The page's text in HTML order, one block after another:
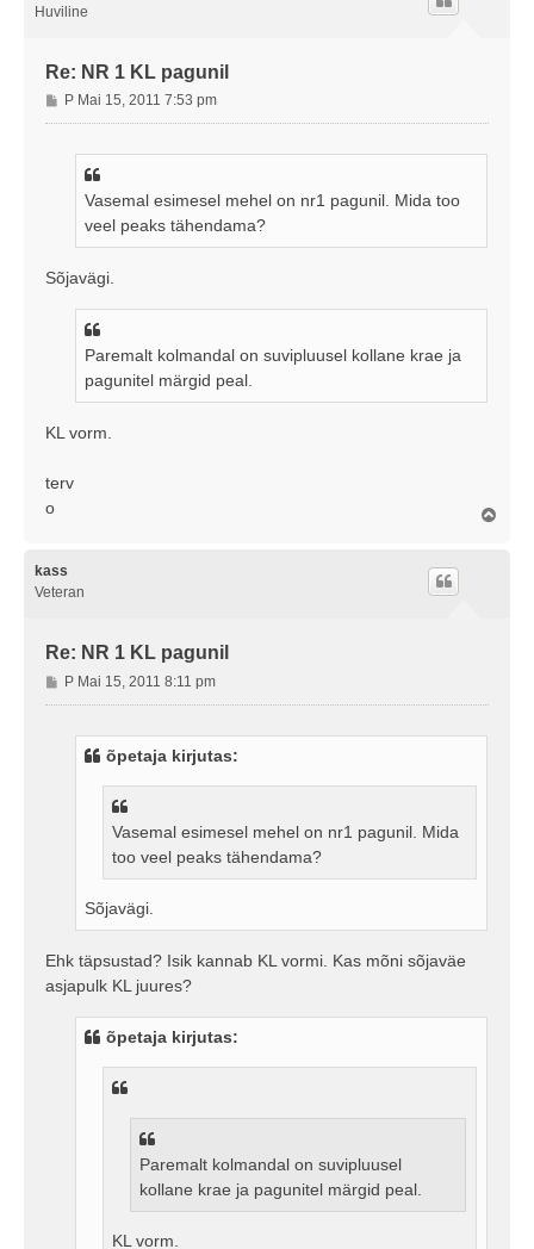
Huviline
Re: NR 1 KL pagunil
P
o
P Mai 15, 2011 7:53 pm
Vasemal esimesel mehel on nr1 pagunil. Mida too
veel peaks tähendama?
Sõjavägi.
Paremalt kolmandal on suvipluusel kollane krae ja
pagunitel märgid peal.
KL vorm.
terv
o
kass
Veteran
Re: NR 1 KL pagunil
P
o
P Mai 15, 2011 8:11 pm
õpetaja kirjutas:
Vasemal esimesel mehel on nr1 pagunil. Mida
too veel peaks tähendama?
Sõjavägi.
Ehk täpsustad? Isik kannab KL vormi. Kas mõni sõjaväe
asjapulk KL juures?
õpetaja kirjutas:
Paremalt kolmandal on suvipluusel
kollane krae ja pagunitel märgid peal.
KL vorm.